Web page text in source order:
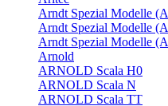
Arndt Spezial Modelle
Arndt Spezial Modelle
Arndt Spezial Modelle
Arnold
ARNOLD Scala H0
ARNOLD Scala N
ARNOLD Scala TT